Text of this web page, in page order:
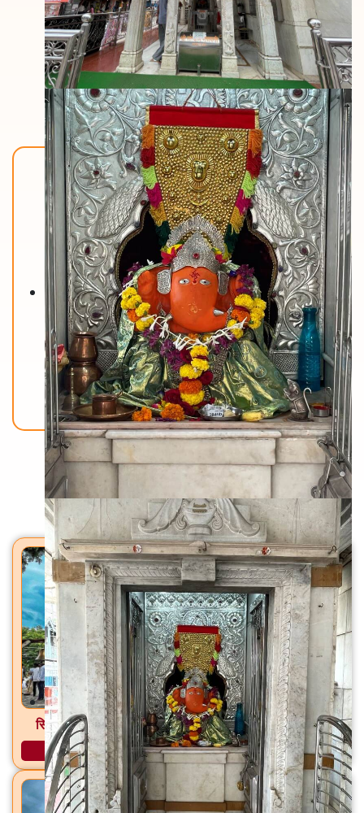
Back To Home
मंदिरे
सिद्धेश्वर महादेव मंदिर पाल, ता. फुलंब्री, जि. छत्रपती संभाजीनगर
अधिक माहिती